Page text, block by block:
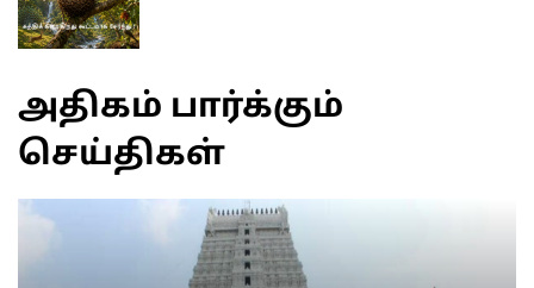
அதிகம் பார்க்கும்
செய்திகள்